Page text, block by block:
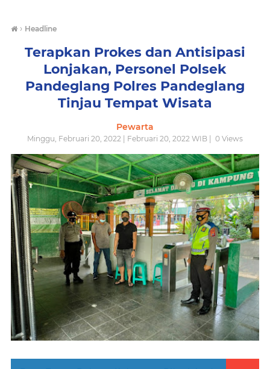
› Headline
Terapkan Prokes dan Antisipasi
Lonjakan, Personel Polsek
Pandeglang Polres Pandeglang
Tinjau Tempat Wisata
Pewarta
Minggu, Februari 20, 2022 | Februari 20, 2022 WIB | 0 Views